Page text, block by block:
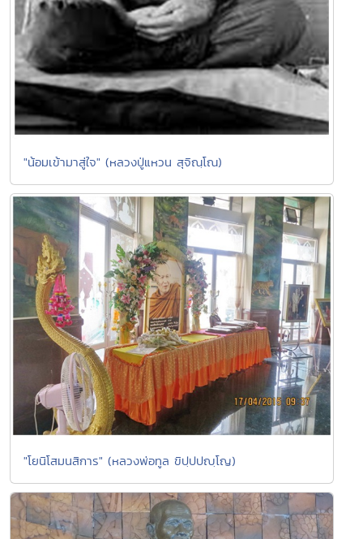
"น้อมเข้ามาสู่ใจ" (หลวงปู่แหวน สุจิณฺโณ)
"โยนิโสมนสิการ" (หลวงพ่อทูล ขิปฺปปญฺโญ)